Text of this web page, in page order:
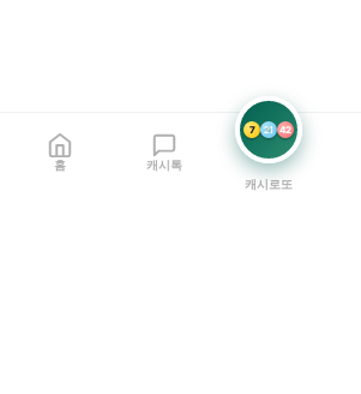
홈 캐시톡
7 21 42
캐시로또